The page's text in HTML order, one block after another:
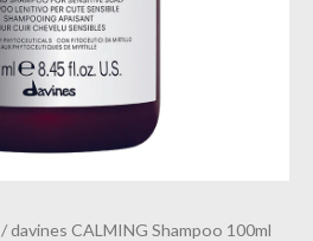
/ davines CALMING Shampoo 100ml